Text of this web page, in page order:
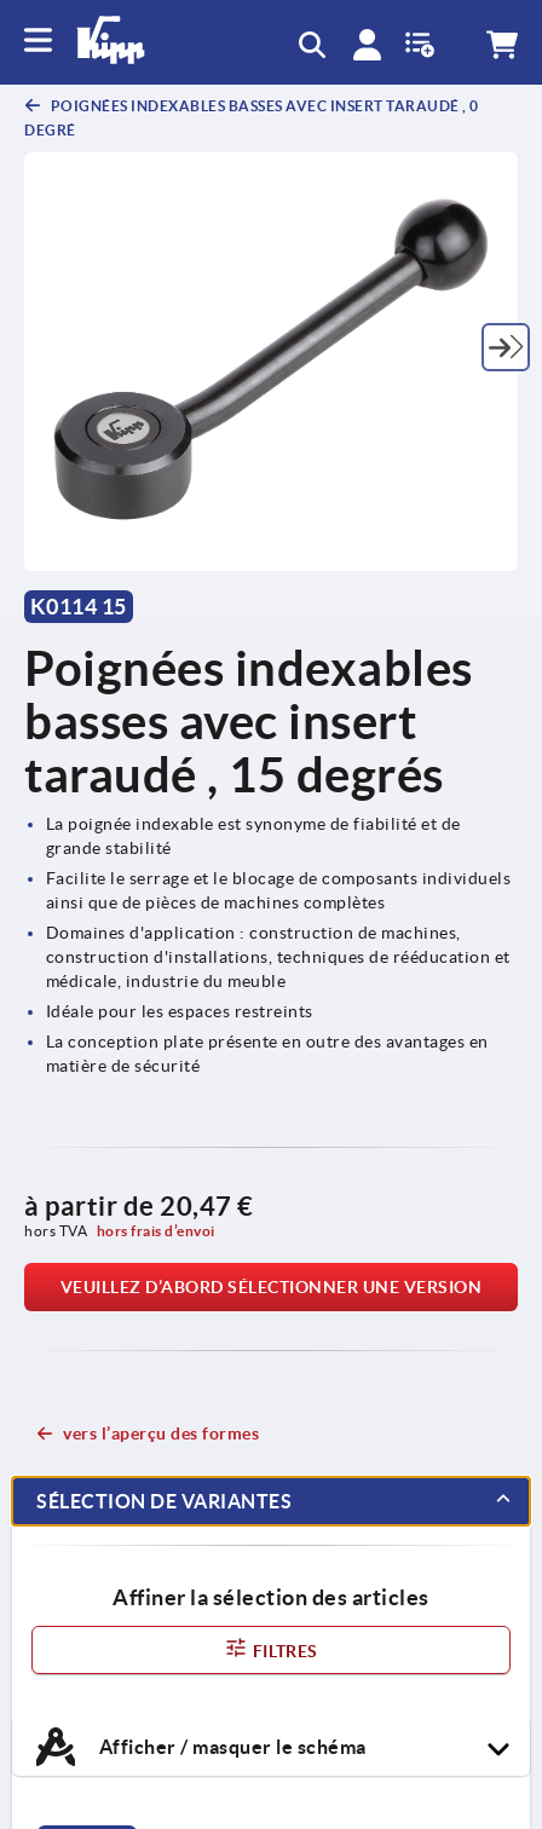
POIGNÉES INDEXABLES BASSES AVEC INSERT TARAUDÉ , 0
DEGRÉ
K0114 15
Poignées indexables
basses avec insert
taraudé , 15 degrés
La poignée indexable est synonyme de fiabilité et de
grande stabilité
Facilite le serrage et le blocage de composants individuels
ainsi que de pièces de machines complètes
Domaines d'application : construction de machines,
construction d'installations, techniques de rééducation et
médicale, industrie du meuble
Idéale pour les espaces restreints
La conception plate présente en outre des avantages en
matière de sécurité
à partir de 20,47 €
hors TVA hors frais d’envoi
VEUILLEZ D’ABORD SÉLECTIONNER UNE VERSION
vers l’aperçu des formes
SÉLECTION DE VARIANTES
Affiner la sélection des articles
FILTRES
Afficher / masquer le schéma